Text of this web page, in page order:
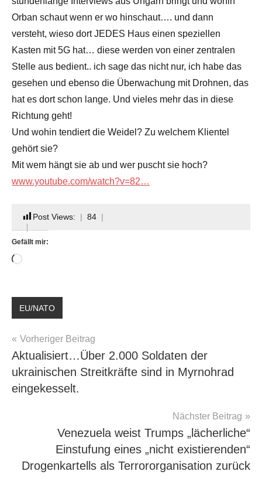
Orban schaut wenn er wo hinschaut…. und dann
versteht, wieso dort JEDES Haus einen speziellen
Kasten mit 5G hat… diese werden von einer zentralen
Stelle aus bedient.. ich sage das nicht nur, ich habe das
gesehen und ebenso die Überwachung mit Drohnen, das
hat es dort schon lange. Und vieles mehr das in diese
Richtung geht!
Und wohin tendiert die Weidel? Zu welchem Klientel
gehört sie?
Mit wem hängt sie ab und wer puscht sie hoch?
www.youtube.com/watch?v=82…
Post Views: 84
Gefällt mir:
Wird
Schlagwörter:
AFD
und
reduzierung
der
Musk,
EU/NATO
Beitragsnavigation
Vorheriger Beitrag
Aktualisiert…Über 2.000 Soldaten der
ukrainischen Streitkräfte sind in Myrnohrad
eingekesselt.
Nächster Beitrag
Venezuela weist Trumps „lächerliche“
Einstufung eines „nicht existierenden“
Drogenkartells als Terrororganisation zurück